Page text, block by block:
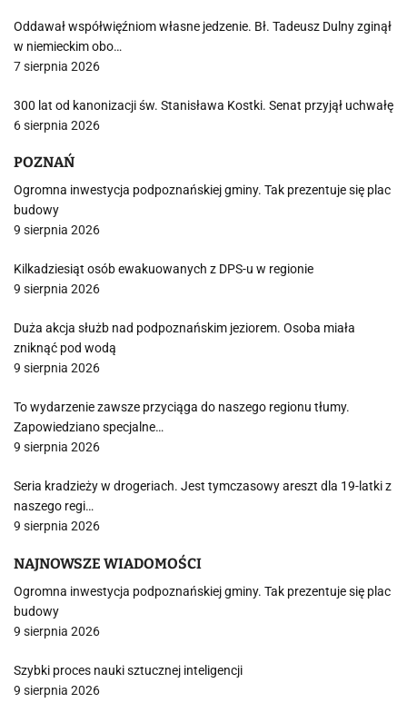
Oddawał współwięźniom własne jedzenie. Bł. Tadeusz Dulny zginął
w niemieckim obo…
7 sierpnia 2026
300 lat od kanonizacji św. Stanisława Kostki. Senat przyjął uchwałę
6 sierpnia 2026
POZNAŃ
Ogromna inwestycja podpoznańskiej gminy. Tak prezentuje się plac
budowy
9 sierpnia 2026
Kilkadziesiąt osób ewakuowanych z DPS-u w regionie
9 sierpnia 2026
Duża akcja służb nad podpoznańskim jeziorem. Osoba miała
zniknąć pod wodą
9 sierpnia 2026
To wydarzenie zawsze przyciąga do naszego regionu tłumy.
Zapowiedziano specjalne…
9 sierpnia 2026
Seria kradzieży w drogeriach. Jest tymczasowy areszt dla 19-latki z
naszego regi…
9 sierpnia 2026
NAJNOWSZE WIADOMOŚCI
Ogromna inwestycja podpoznańskiej gminy. Tak prezentuje się plac
budowy
9 sierpnia 2026
Szybki proces nauki sztucznej inteligencji
9 sierpnia 2026